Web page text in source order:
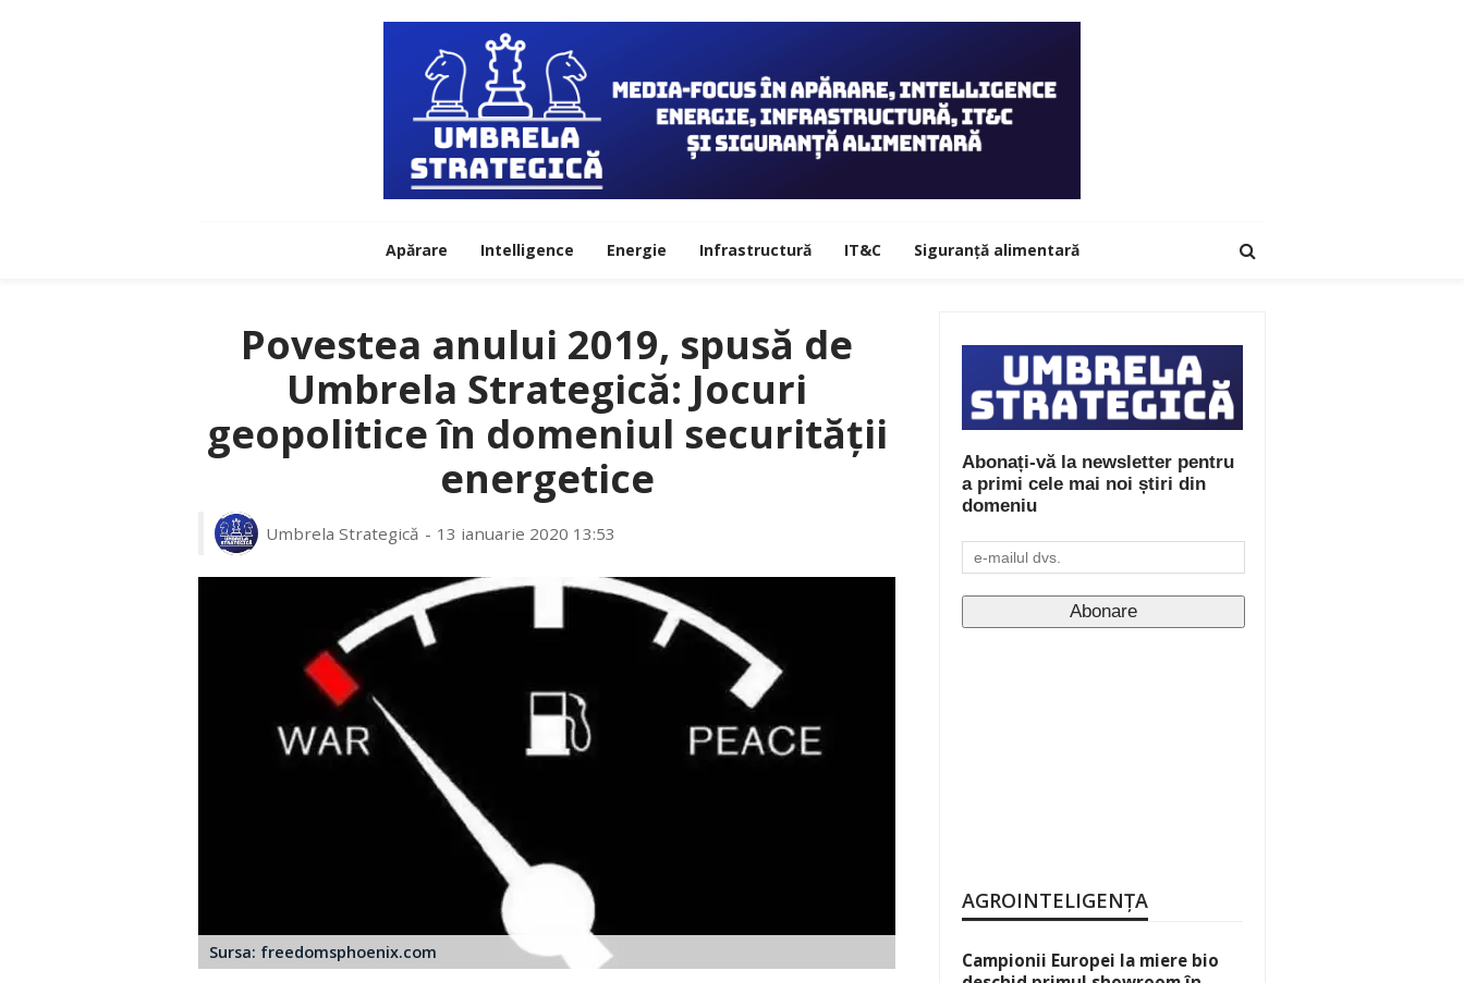
Apărare Intelligence Energie Infrastructură IT&C Siguranță alimentară
Povestea anului 2019, spusă de
Umbrela Strategică: Jocuri
geopolitice în domeniul securității
energetice
Umbrela Strategică 13 ianuarie 2020 13:53
Sursa: freedomsphoenix.com
Abonați-vă la newsletter pentru
a primi cele mai noi știri din
domeniu
AGROINTELIGENȚA
Campionii Europei la miere bio